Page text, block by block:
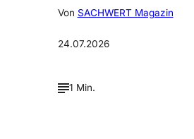
Von SACHWERT Magazin
24.07.2026
1 Min.